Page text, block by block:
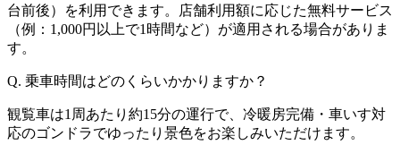
台前後）を利用できます。店舗利用額に応じた無料サービス
（例：1,000円以上で1時間など）が適用される場合がありま
す。
Q. 乗車時間はどのくらいかかりますか？
観覧車は1周あたり約15分の運行で、冷暖房完備・車いす対
応のゴンドラでゆったり景色をお楽しみいただけます。